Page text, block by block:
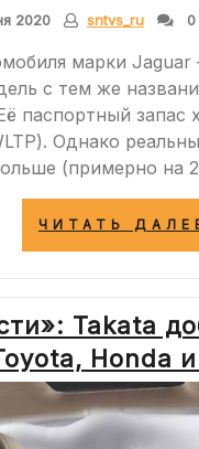
2020 sntvs_ru
марки
с тем же
паспортный запас
Однако
(примерно на
ЧИТАТЬ
Takata
Honda